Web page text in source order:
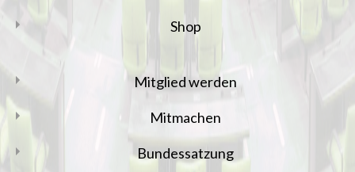
Shop
Mitglied werden
Mitmachen
Bundessatzung